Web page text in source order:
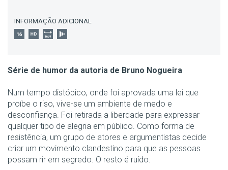
INFORMAÇÃO ADICIONAL
Série de humor da autoria de Bruno Nogueira
Num tempo distópico, onde foi aprovada uma lei que
proíbe o riso, vive-se um ambiente de medo e
desconfiança. Foi retirada a liberdade para expressar
qualquer tipo de alegria em público. Como forma de
resistência, um grupo de atores e argumentistas decide
criar um movimento clandestino para que as pessoas
possam rir em segredo. O resto é ruído.